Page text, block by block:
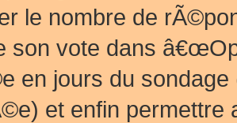
le nombre de
son vote dans
en jours du
et enfin permettre